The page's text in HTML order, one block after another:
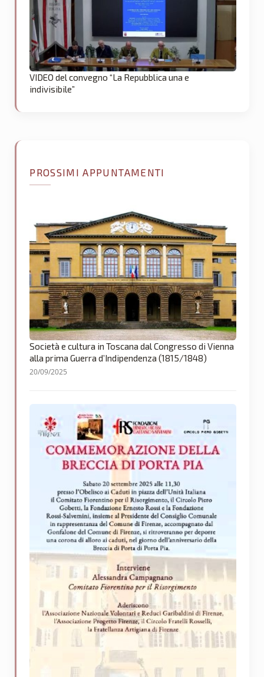
VIDEO del convegno “La Repubblica una e
indivisibile”
PROSSIMI APPUNTAMENTI
Società e cultura in Toscana dal Congresso di Vienna
alla prima Guerra d’Indipendenza (1815/1848)
20/09/2025